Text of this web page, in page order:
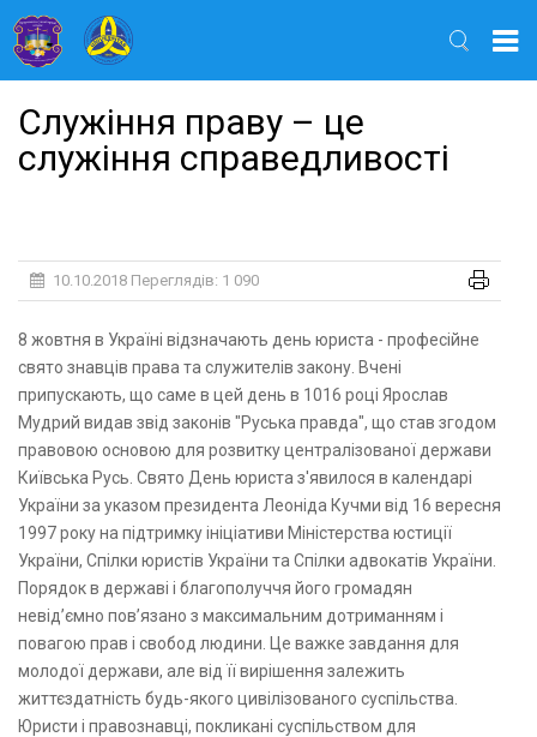
Служіння праву – це
служіння справедливості
10.10.2018 Переглядів: 1 090
8 жовтня в Україні відзначають день юриста - професійне
свято знавців права та служителів закону. Вчені
припускають, що саме в цей день в 1016 році Ярослав
Мудрий видав звід законів "Руська правда", що став згодом
правовою основою для розвитку централізованої держави
Київська Русь. Свято День юриста з'явилося в календарі
України за указом президента Леоніда Кучми від 16 вересня
1997 року на підтримку ініціативи Міністерства юстиції
України, Спілки юристів України та Спілки адвокатів України.
Порядок в державі і благополуччя його громадян
невід’ємно пов’язано з максимальним дотриманням і
повагою прав і свобод людини. Це важке завдання для
молодої держави, але від її вирішення залежить
життєздатність будь-якого цивілізованого суспільства.
Юристи і правознавці, покликані суспільством для